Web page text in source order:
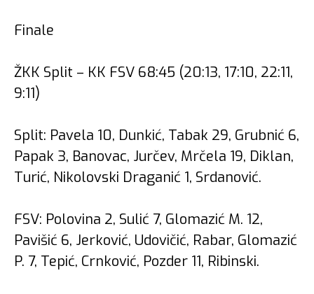
Finale
ŽKK Split – KK FSV 68:45 (20:13, 17:10, 22:11,
9:11)
Split: Pavela 10, Dunkić, Tabak 29, Grubnić 6,
Papak 3, Banovac, Jurčev, Mrčela 19, Diklan,
Turić, Nikolovski Draganić 1, Srdanović.
FSV: Polovina 2, Sulić 7, Glomazić M. 12,
Pavišić 6, Jerković, Udovičić, Rabar, Glomazić
P. 7, Tepić, Crnković, Pozder 11, Ribinski.